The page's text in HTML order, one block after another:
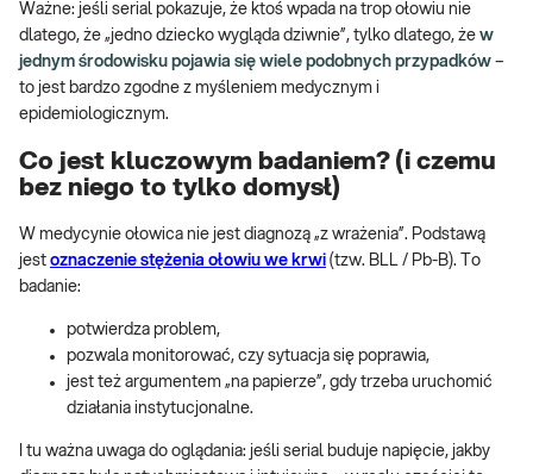
Ważne: jeśli serial pokazuje, że ktoś wpada na trop ołowiu nie
dlatego, że „jedno dziecko wygląda dziwnie”, tylko dlatego, że w
jednym środowisku pojawia się wiele podobnych przypadków –
to jest bardzo zgodne z myśleniem medycznym i
epidemiologicznym.
Co jest kluczowym badaniem? (i czemu
bez niego to tylko domysł)
W medycynie ołowica nie jest diagnozą „z wrażenia”. Podstawą
jest oznaczenie stężenia ołowiu we krwi (tzw. BLL / Pb-B). To
badanie:
potwierdza problem,
pozwala monitorować, czy sytuacja się poprawia,
jest też argumentem „na papierze”, gdy trzeba uruchomić
działania instytucjonalne.
I tu ważna uwaga do oglądania: jeśli serial buduje napięcie, jakby